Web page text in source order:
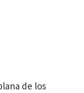
de los